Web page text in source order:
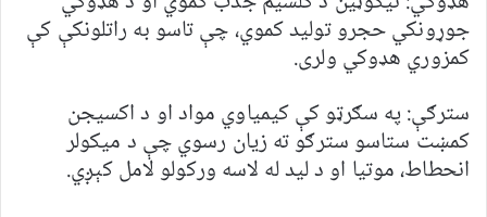
جوړونکي حجرو تولید کموي، چې تاسو به راتلونکې کې
کمزوري هډوکي ولری.
سترګې: په سګرټو کې کیمیاوي مواد او د اکسیجن
کمښت ستاسو سترګو ته زیان رسوي چې د میکولر
انحطاط، موتیا او د لید له لاسه ورکولو لامل کېږي.